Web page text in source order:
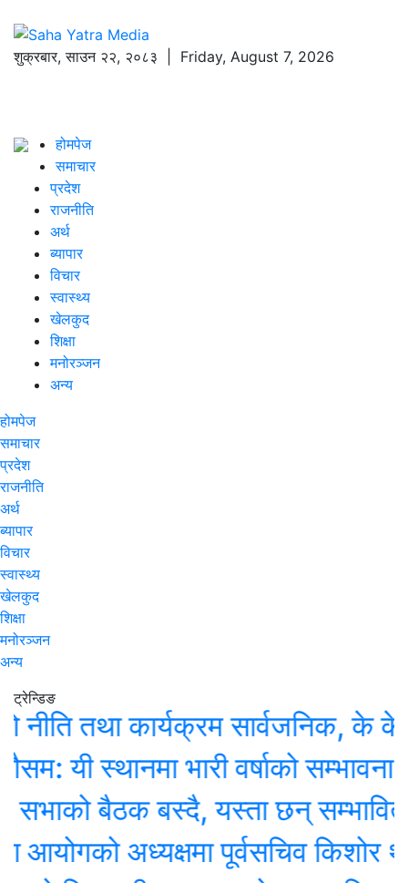
शुक्रबार,साउन २२, २०८३ | Friday, August 7, 2026
होमपेज
समाचार
प्रदेश
राजनीति
अर्थ
ब्यापार
विचार
स्वास्थ्य
खेलकुद
शिक्षा
मनोरञ्जन
अन्य
होमपेज
समाचार
प्रदेश
राजनीति
अर्थ
ब्यापार
विचार
स्वास्थ्य
खेलकुद
शिक्षा
मनोरञ्जन
अन्य
ट्रेन्डिङ
तथा कार्यक्रम सार्वजनिक, के के
स्थानमा भारी वर्षाको सम्भावना
बैठक बस्दै, यस्ता छन् सम्भावित
अध्यक्षमा पूर्वसचिव किशोर